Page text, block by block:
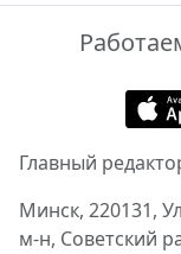
Главный
Минск, 220131,
м-н, Советский